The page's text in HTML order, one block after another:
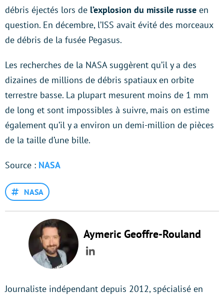
débris éjectés lors de l’explosion du missile russe en
question. En décembre, l’ISS avait évité des morceaux
de débris de la fusée Pegasus.
Les recherches de la NASA suggèrent qu’il y a des
dizaines de millions de débris spatiaux en orbite
terrestre basse. La plupart mesurent moins de 1 mm
de long et sont impossibles à suivre, mais on estime
également qu’il y a environ un demi-million de pièces
de la taille d’une bille.
Source : NASA
NASA
Aymeric Geoffre-Rouland
LinkedIn
Journaliste indépendant depuis 2012, spécialisé en